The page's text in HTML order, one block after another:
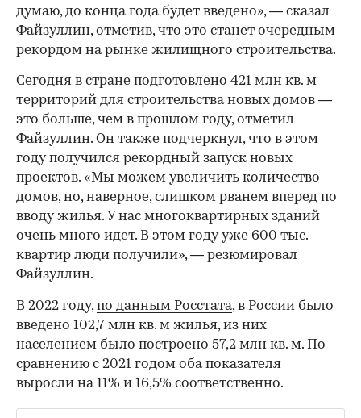
думаю, до конца года будет введено», — сказал
Файзуллин, отметив, что это станет очередным
рекордом на рынке жилищного строительства.
Сегодня в стране подготовлено 421 млн кв. м
территорий для строительства новых домов —
это больше, чем в прошлом году, отметил
Файзуллин. Он также подчеркнул, что в этом
году получился рекордный запуск новых
проектов. «Мы можем увеличить количество
домов, но, наверное, слишком рванем вперед по
вводу жилья. У нас многоквартирных зданий
очень много идет. В этом году уже 600 тыс.
квартир люди получили», — резюмировал
Файзуллин.
В 2022 году,по данным Росстата, в России было
введено 102,7 млн кв. м жилья, из них
населением было построено 57,2 млн кв. м. По
сравнению с 2021 годом оба показателя
выросли на 11% и 16,5% соответственно.